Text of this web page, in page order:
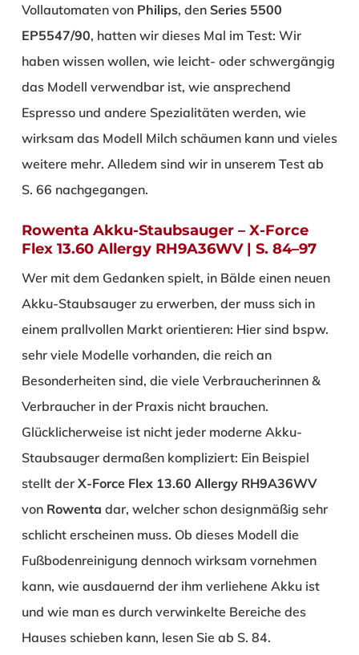
Vollautomaten von Philips, den Series 5500
EP5547/90, hatten wir dieses Mal im Test: Wir
haben wissen wollen, wie leicht- oder schwergängig
das Modell verwendbar ist, wie ansprechend
Espresso und andere Spezialitäten werden, wie
wirksam das Modell Milch schäumen kann und vieles
weitere mehr. Alledem sind wir in unserem Test ab
S. 66 nachgegangen.
Rowenta Akku-Staubsauger – X-Force
Flex 13.60 Allergy RH9A36WV | S. 84–97
Wer mit dem Gedanken spielt, in Bälde einen neuen
Akku-Staubsauger zu erwerben, der muss sich in
einem prallvollen Markt orientieren: Hier sind bspw.
sehr viele Modelle vorhanden, die reich an
Besonderheiten sind, die viele Verbraucherinnen &
Verbraucher in der Praxis nicht brauchen.
Glücklicherweise ist nicht jeder moderne Akku-
Staubsauger dermaßen kompliziert: Ein Beispiel
stellt der X-Force Flex 13.60 Allergy RH9A36WV
von Rowenta dar, welcher schon designmäßig sehr
schlicht erscheinen muss. Ob dieses Modell die
Fußbodenreinigung dennoch wirksam vornehmen
kann, wie ausdauernd der ihm verliehene Akku ist
und wie man es durch verwinkelte Bereiche des
Hauses schieben kann, lesen Sie ab S. 84.